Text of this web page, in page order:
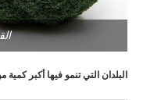
البلدان التي تنمو فيها أكبر